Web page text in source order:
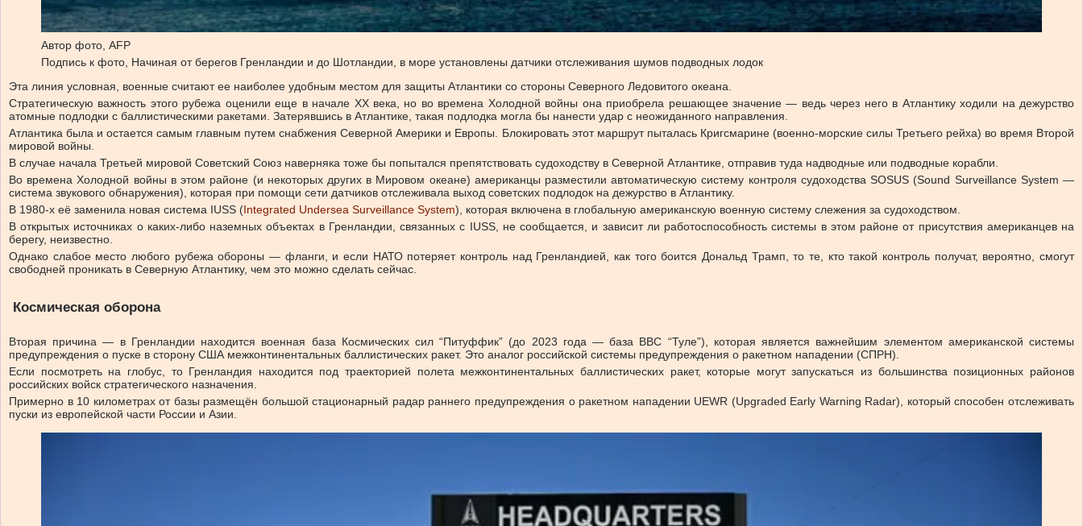
Автор фото, AFP
Подпись к фото, Начиная от берегов Гренландии и до Шотландии, в море установлены датчики отслеживания шумов подводных лодок
Эта линия условная, военные считают ее наиболее удобным местом для защиты Атлантики со стороны Северного Ледовитого океана.
Стратегическую важность этого рубежа оценили еще в начале ХХ века, но во времена Холодной войны она приобрела решающее значение — ведь через него в Атлантику ходили на дежурство
атомные подлодки с баллистическими ракетами. Затерявшись в Атлантике, такая подлодка могла бы нанести удар с неожиданного направления.
Атлантика была и остается самым главным путем снабжения Северной Америки и Европы. Блокировать этот маршрут пыталась Кригсмарине (военно-морские силы Третьего рейха) во время Второй
мировой войны.
В случае начала Третьей мировой Советский Союз наверняка тоже бы попытался препятствовать судоходству в Северной Атлантике, отправив туда надводные или подводные корабли.
Во времена Холодной войны в этом районе (и некоторых других в Мировом океане) американцы разместили автоматическую систему контроля судоходства SOSUS (Sound Surveillance System —
система звукового обнаружения), которая при помощи сети датчиков отслеживала выход советских подлодок на дежурство в Атлантику.
В 1980-х её заменила новая система IUSS (Integrated Undersea Surveillance System), которая включена в глобальную американскую военную систему слежения за судоходством.
В открытых источниках о каких-либо наземных объектах в Гренландии, связанных с IUSS, не сообщается, и зависит ли работоспособность системы в этом районе от присутствия американцев на
берегу, неизвестно.
Однако слабое место любого рубежа обороны — фланги, и если НАТО потеряет контроль над Гренландией, как того боится Дональд Трамп, то те, кто такой контроль получат, вероятно, смогут
свободней проникать в Северную Атлантику, чем это можно сделать сейчас.
Космическая оборона
Вторая причина — в Гренландии находится военная база Космических сил “Питуффик” (до 2023 года — база ВВС “Туле”), которая является важнейшим элементом американской системы
предупреждения о пуске в сторону США межконтинентальных баллистических ракет. Это аналог российской системы предупреждения о ракетном нападении (СПРН).
Если посмотреть на глобус, то Гренландия находится под траекторией полета межконтинентальных баллистических ракет, которые могут запускаться из большинства позиционных районов
российских войск стратегического назначения.
Примерно в 10 километрах от базы размещён большой стационарный радар раннего предупреждения о ракетном нападении UEWR (Upgraded Early Warning Radar), который способен отслеживать
пуски из европейской части России и Азии.